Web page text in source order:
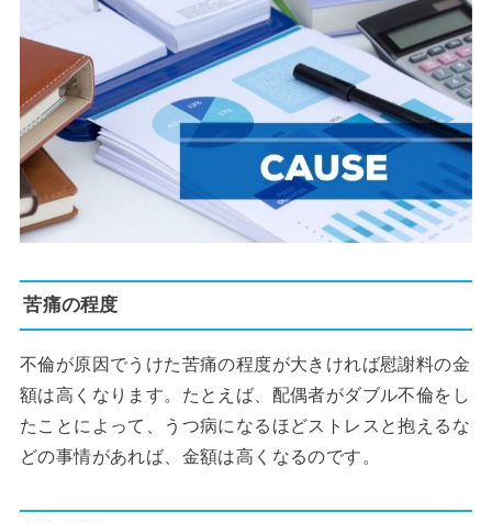
苦痛の程度
不倫が原因でうけた苦痛の程度が大きければ慰謝料の金
額は高くなります。たとえば、配偶者がダブル不倫をし
たことによって、うつ病になるほどストレスと抱えるな
どの事情があれば、金額は高くなるのです。